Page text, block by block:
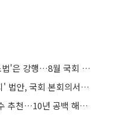
'선관위 특검' 합의했지만 '형소법'은 강행…8월 국회 '입법 2차전' 예고
본회의서 민주당 주도 통과
민주, 특별감찰관 후보에 최길수 추천…10년 공백 해소 속도